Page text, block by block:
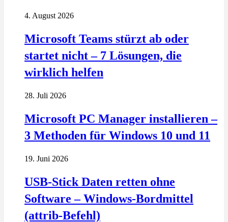
4. August 2026
Microsoft Teams stürzt ab oder
startet nicht – 7 Lösungen, die
wirklich helfen
28. Juli 2026
Microsoft PC Manager installieren –
3 Methoden für Windows 10 und 11
19. Juni 2026
USB-Stick Daten retten ohne
Software – Windows-Bordmittel
(attrib-Befehl)